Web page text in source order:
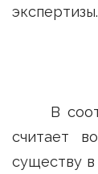
экспертизы.
В
считает
существу